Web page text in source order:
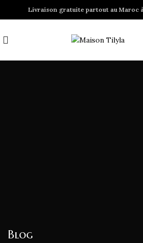
Livraison gratuite partout au Maroc
Blog